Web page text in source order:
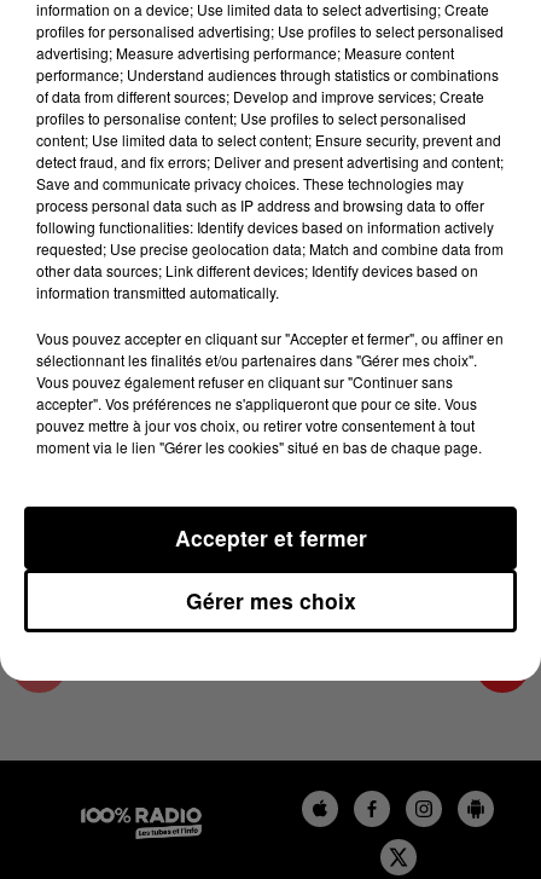
Lecture (4 min 6 sec)
100%
Les infos de l'Hérault du 03/07/2026 à 09h01
3 juillet 2026 - 4 min 6 sec
LES INFOS DE L'HÉRAULT DU 03/07/2026 À
09H01
Podcasts infos de l'Hérault
information on a device; Use limited data to select advertising; Create
profiles for personalised advertising; Use profiles to select personalised
advertising; Measure advertising performance; Measure content
performance; Understand audiences through statistics or combinations
of data from different sources; Develop and improve services; Create
profiles to personalise content; Use profiles to select personalised
content; Use limited data to select content; Ensure security, prevent and
detect fraud, and fix errors; Deliver and present advertising and content;
Save and communicate privacy choices. These technologies may
process personal data such as IP address and browsing data to offer
following functionalities: Identify devices based on information actively
requested; Use precise geolocation data; Match and combine data from
other data sources; Link different devices; Identify devices based on
information transmitted automatically.
Vous pouvez accepter en cliquant sur "Accepter et fermer", ou affiner en
sélectionnant les finalités et/ou partenaires dans "Gérer mes choix".
Vous pouvez également refuser en cliquant sur "Continuer sans
accepter". Vos préférences ne s'appliqueront que pour ce site. Vous
pouvez mettre à jour vos choix, ou retirer votre consentement à tout
moment via le lien "Gérer les cookies" situé en bas de chaque page.
Gérer mes choix
Accepter et fermer